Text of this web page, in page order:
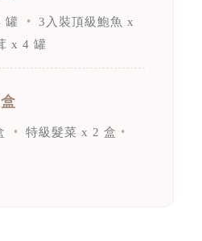
罐
3入裝頂級鮑魚 x
x 4 罐
特級髮菜 x 2 盒